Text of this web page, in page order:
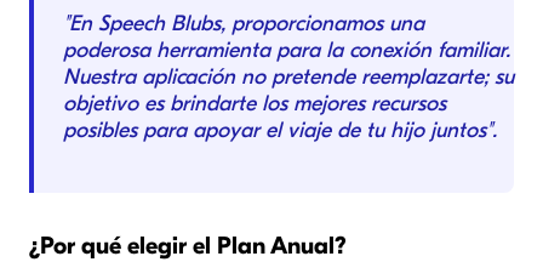
"En Speech Blubs, proporcionamos una
poderosa herramienta para la conexión familiar.
Nuestra aplicación no pretende reemplazarte; su
objetivo es brindarte los mejores recursos
posibles para apoyar el viaje de tu hijo juntos".
¿Por qué elegir el Plan Anual?